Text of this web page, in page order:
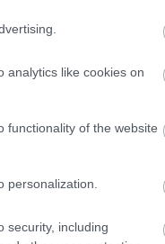
analytics like cookies on
functionality of the website
personalization.
security, including
ha nincs
esetén a
is